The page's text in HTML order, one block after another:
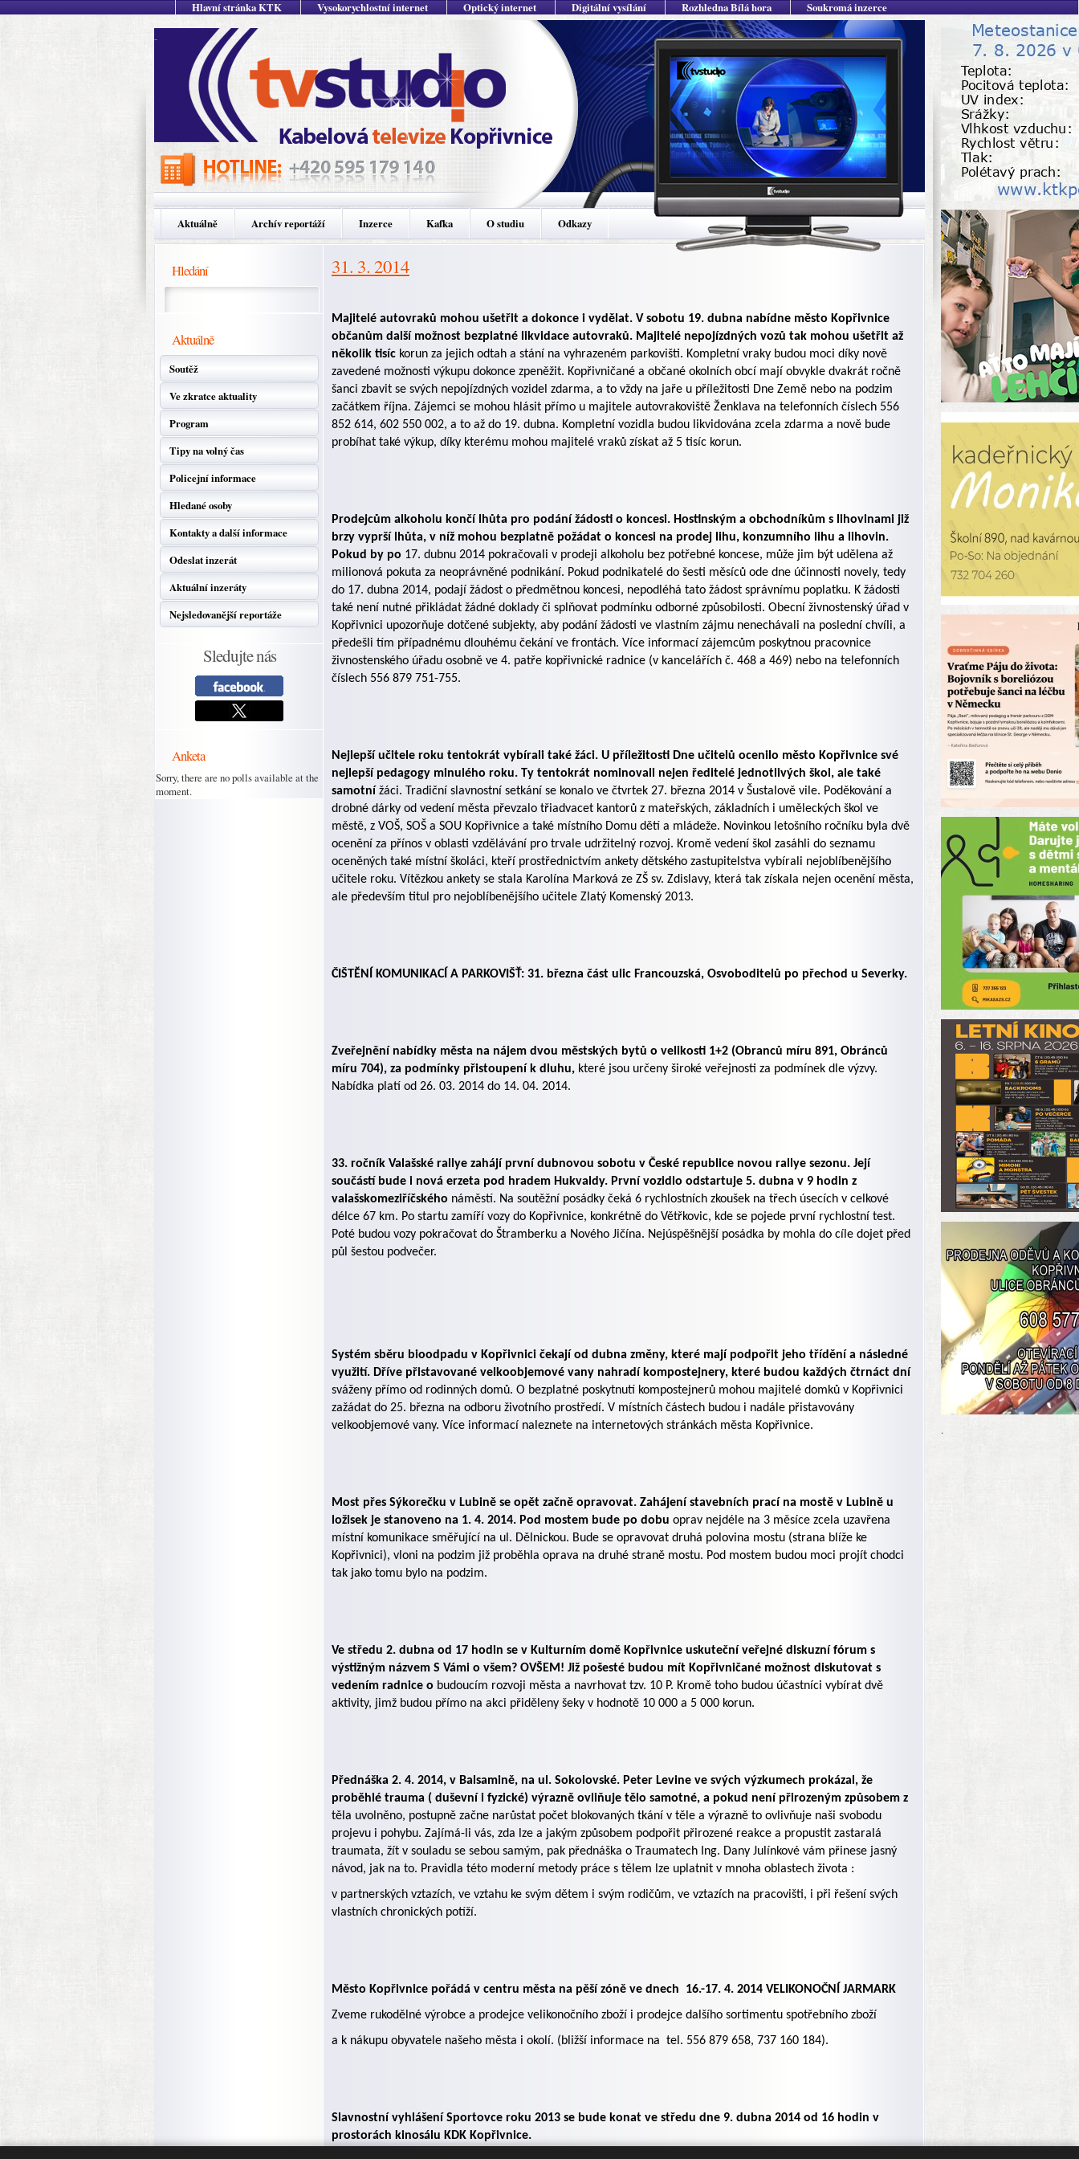
Hlavní stránka KTK Vysokorychlostní internet Optický internet Digitální vysílání Rozhledna Bílá hora Soukromá inzerce
Aktuálně Archív reportáží Inzerce Kafka O studiu Odkazy
Hledání
Aktuálně
Soutěž
Ve zkratce aktuality
Program
Tipy na volný čas
Policejní informace
Hledané osoby
Kontakty a další informace
Odeslat inzerát
Aktuální inzeráty
Nejsledovanější reportáže
Sledujte nás
Anketa
Sorry, there are no polls available at the
moment.
31. 3. 2014
Majitelé autovraků mohou ušetřit a dokonce i vydělat. V sobotu 19. dubna nabídne město Kopřivnice
občanům další možnost bezplatné likvidace autovraků. Majitelé nepojízdných vozů tak mohou ušetřit až
několik tisíc korun za jejich odtah a stání na vyhrazeném parkovišti. Kompletní vraky budou moci díky nově
zavedené možnosti výkupu dokonce zpeněžit. Kopřivničané a občané okolních obcí mají obvykle dvakrát ročně
šanci zbavit se svých nepojízdných vozidel zdarma, a to vždy na jaře u příležitosti Dne Země nebo na podzim
začátkem října. Zájemci se mohou hlásit přímo u majitele autovrakoviště Ženklava na telefonních číslech 556
852 614, 602 550 002, a to až do 19. dubna. Kompletní vozidla budou likvidována zcela zdarma a nově bude
probíhat také výkup, díky kterému mohou majitelé vraků získat až 5 tisíc korun.
Prodejcům alkoholu končí lhůta pro podání žádosti o koncesi. Hostinským a obchodníkům s lihovinami již
brzy vyprší lhůta, v níž mohou bezplatně požádat o koncesi na prodej lihu, konzumního lihu a lihovin.
Pokud by po 17. dubnu 2014 pokračovali v prodeji alkoholu bez potřebné koncese, může jim být udělena až
milionová pokuta za neoprávněné podnikání. Pokud podnikatelé do šesti měsíců ode dne účinnosti novely, tedy
do 17. dubna 2014, podají žádost o předmětnou koncesi, nepodléhá tato žádost správnímu poplatku. K žádosti
také není nutné přikládat žádné doklady či splňovat podmínku odborné způsobilosti. Obecní živnostenský úřad v
Kopřivnici upozorňuje dotčené subjekty, aby podání žádosti ve vlastním zájmu nenechávali na poslední chvíli, a
předešli tím případnému dlouhému čekání ve frontách. Více informací zájemcům poskytnou pracovnice
živnostenského úřadu osobně ve 4. patře kopřivnické radnice (v kancelářích č. 468 a 469) nebo na telefonních
číslech 556 879 751-755.
Nejlepší učitele roku tentokrát vybírali také žáci. U příležitosti Dne učitelů ocenilo město Kopřivnice své
nejlepší pedagogy minulého roku. Ty tentokrát nominovali nejen ředitelé jednotlivých škol, ale také
samotní žáci. Tradiční slavnostní setkání se konalo ve čtvrtek 27. března 2014 v Šustalově vile. Poděkování a
drobné dárky od vedení města převzalo třiadvacet kantorů z mateřských, základních i uměleckých škol ve
městě, z VOŠ, SOŠ a SOU Kopřivnice a také místního Domu dětí a mládeže. Novinkou letošního ročníku byla dvě
ocenění za přínos v oblasti vzdělávání pro trvale udržitelný rozvoj. Kromě vedení škol zasáhli do seznamu
oceněných také místní školáci, kteří prostřednictvím ankety dětského zastupitelstva vybírali nejoblíbenějšího
učitele roku. Vítězkou ankety se stala Karolína Marková ze ZŠ sv. Zdislavy, která tak získala nejen ocenění města,
ale především titul pro nejoblíbenějšího učitele Zlatý Komenský 2013.
ČIŠTĚNÍ KOMUNIKACÍ A PARKOVIŠŤ: 31. března část ulic Francouzská, Osvoboditelů po přechod u Severky.
Zveřejnění nabídky města na nájem dvou městských bytů o velikosti 1+2 (Obranců míru 891, Obránců
míru 704), za podmínky přistoupení k dluhu, které jsou určeny široké veřejnosti za podmínek dle výzvy.
Nabídka platí od 26. 03. 2014 do 14. 04. 2014.
33. ročník Valašské rallye zahájí první dubnovou sobotu v České republice novou rallye sezonu. Její
součástí bude i nová erzeta pod hradem Hukvaldy. První vozidlo odstartuje 5. dubna v 9 hodin z
valašskomeziříčského náměstí. Na soutěžní posádky čeká 6 rychlostních zkoušek na třech úsecích v celkové
délce 67 km. Po startu zamíří vozy do Kopřivnice, konkrétně do Větřkovic, kde se pojede první rychlostní test.
Poté budou vozy pokračovat do Štramberku a Nového Jičína. Nejúspěšnější posádka by mohla do cíle dojet před
půl šestou podvečer.
Systém sběru bioodpadu v Kopřivnici čekají od dubna změny, které mají podpořit jeho třídění a následné
využití. Dříve přistavované velkoobjemové vany nahradí kompostejnery, které budou každých čtrnáct dní
sváženy přímo od rodinných domů. O bezplatné poskytnutí kompostejnerů mohou majitelé domků v Kopřivnici
zažádat do 25. března na odboru životního prostředí. V místních částech budou i nadále přistavovány
velkoobjemové vany. Více informací naleznete na internetových stránkách města Kopřivnice.
Most přes Sýkorečku v Lubině se opět začně opravovat. Zahájení stavebních prací na mostě v Lubině u
ložisek je stanoveno na 1. 4. 2014. Pod mostem bude po dobu oprav nejdéle na 3 měsíce zcela uzavřena
místní komunikace směřující na ul. Dělnickou. Bude se opravovat druhá polovina mostu (strana blíže ke
Kopřivnici), vloni na podzim již proběhla oprava na druhé straně mostu. Pod mostem budou moci projít chodci
tak jako tomu bylo na podzim.
Ve středu 2. dubna od 17 hodin se v Kulturním domě Kopřivnice uskuteční veřejné diskuzní fórum s
výstižným názvem S Vámi o všem? OVŠEM! Již pošesté budou mít Kopřivničané možnost diskutovat s
vedením radnice o budoucím rozvoji města a navrhovat tzv. 10 P. Kromě toho budou účastníci vybírat dvě
aktivity, jimž budou přímo na akci přiděleny šeky v hodnotě 10 000 a 5 000 korun.
Přednáška 2. 4. 2014, v Balsamině, na ul. Sokolovské. Peter Levine ve svých výzkumech prokázal, že
proběhlé trauma ( duševní i fyzické) výrazně ovliňuje tělo samotné, a pokud není přirozeným způsobem z
těla uvolněno, postupně začne narůstat počet blokovaných tkání v těle a výrazně to ovlivňuje naši svobodu
projevu i pohybu. Zajímá-li vás, zda lze a jakým způsobem podpořit přirozené reakce a propustit zastaralá
traumata, žít v souladu se sebou samým, pak přednáška o Traumatech Ing. Dany Julínkové vám přinese jasný
návod, jak na to. Pravidla této moderní metody práce s tělem lze uplatnit v mnoha oblastech života :
v partnerských vztazích, ve vztahu ke svým dětem i svým rodičům, ve vztazích na pracovišti, i při řešení svých
vlastních chronických potíží.
Město Kopřivnice pořádá v centru města na pěší zóně ve dnech 16.-17. 4. 2014 VELIKONOČNÍ JARMARK
Zveme rukodělné výrobce a prodejce velikonočního zboží i prodejce dalšího sortimentu spotřebního zboží
a k nákupu obyvatele našeho města i okolí. (bližší informace na tel. 556 879 658, 737 160 184).
Slavnostní vyhlášení Sportovce roku 2013 se bude konat ve středu dne 9. dubna 2014 od 16 hodin v
prostorách kinosálu KDK Kopřivnice.
.